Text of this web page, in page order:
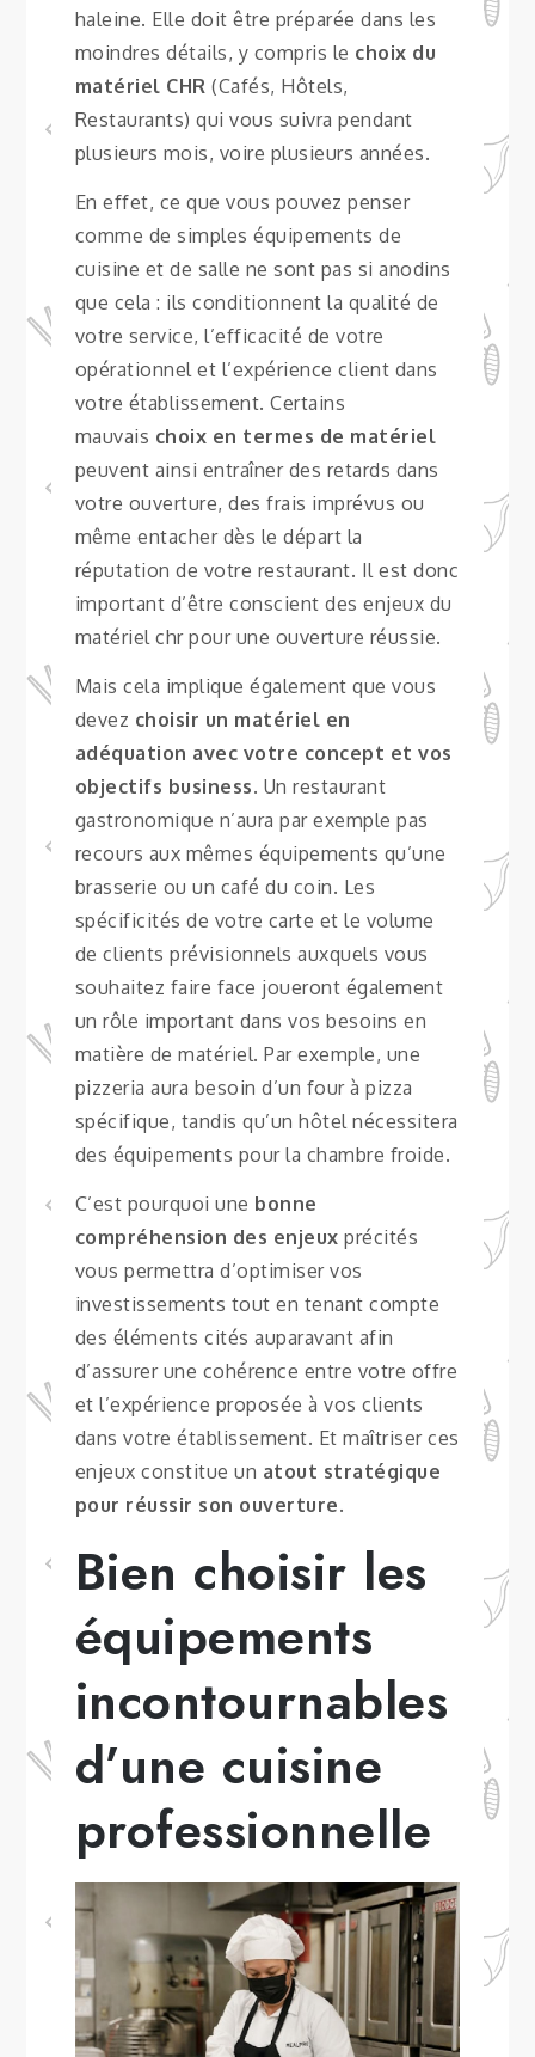
haleine. Elle doit être préparée dans les
moindres détails, y compris le choix du
matériel CHR (Cafés, Hôtels,
Restaurants) qui vous suivra pendant
plusieurs mois, voire plusieurs années.
En effet, ce que vous pouvez penser
comme de simples équipements de
cuisine et de salle ne sont pas si anodins
que cela : ils conditionnent la qualité de
votre service, l’efficacité de votre
opérationnel et l’expérience client dans
votre établissement. Certains
mauvais choix en termes de matériel
peuvent ainsi entraîner des retards dans
votre ouverture, des frais imprévus ou
même entacher dès le départ la
réputation de votre restaurant. Il est donc
important d’être conscient des enjeux du
matériel chr pour une ouverture réussie.
Mais cela implique également que vous
devez choisir un matériel en
adéquation avec votre concept et vos
objectifs business. Un restaurant
gastronomique n’aura par exemple pas
recours aux mêmes équipements qu’une
brasserie ou un café du coin. Les
spécificités de votre carte et le volume
de clients prévisionnels auxquels vous
souhaitez faire face joueront également
un rôle important dans vos besoins en
matière de matériel. Par exemple, une
pizzeria aura besoin d’un four à pizza
spécifique, tandis qu’un hôtel nécessitera
des équipements pour la chambre froide.
C’est pourquoi une bonne
compréhension des enjeux précités
vous permettra d’optimiser vos
investissements tout en tenant compte
des éléments cités auparavant afin
d’assurer une cohérence entre votre offre
et l’expérience proposée à vos clients
dans votre établissement. Et maîtriser ces
enjeux constitue un atout stratégique
pour réussir son ouverture.
Bien choisir les
équipements
incontournables
d’une cuisine
professionnelle